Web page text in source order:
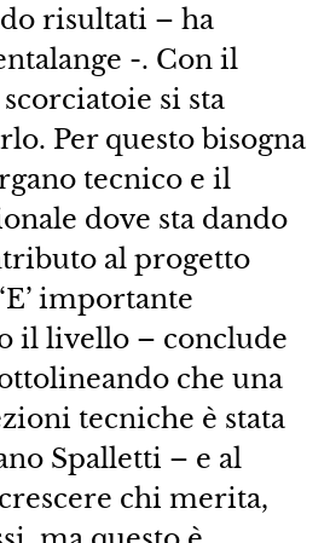
risultati – ha
-. Con il
si sta
Per questo bisogna
tecnico e il
dove sta dando
al progetto
importante
il livello – conclude
che una
tecniche è stata
Spalletti – e al
chi merita,